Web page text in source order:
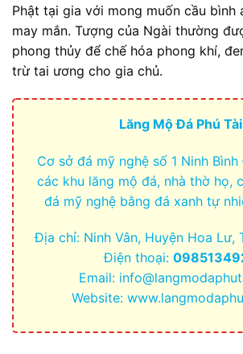
Phật tại gia với mong muốn cầu bình
may mắn. Tượng của Ngài thường
phong thủy để chế hóa phong khí,
trừ tai ương cho gia chủ.
Lăng Mộ Đá Phú Tài
Cơ sở đá mỹ nghệ số 1 Ninh Bình
các khu lăng mộ đá, nhà thờ họ,
đá mỹ nghệ bằng đá xanh tự
Địa chỉ: Ninh Vân, Huyện Hoa Lư,
Điện thoại:
Email:
Website: